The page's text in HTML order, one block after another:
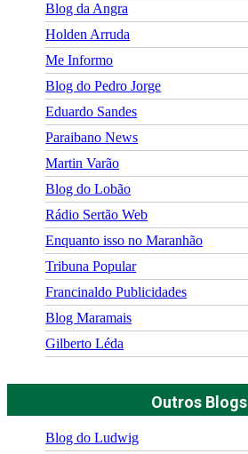
Blog da Angra
Holden Arruda
Me Informo
Blog do Pedro Jorge
Eduardo Sandes
Paraibano News
Martin Varão
Blog do Lobão
Rádio Sertão Web
Enquanto isso no Maranhão
Tribuna Popular
Francinaldo Publicidades
Blog Maramais
Gilberto Léda
Outros Blogs
Blog do Ludwig